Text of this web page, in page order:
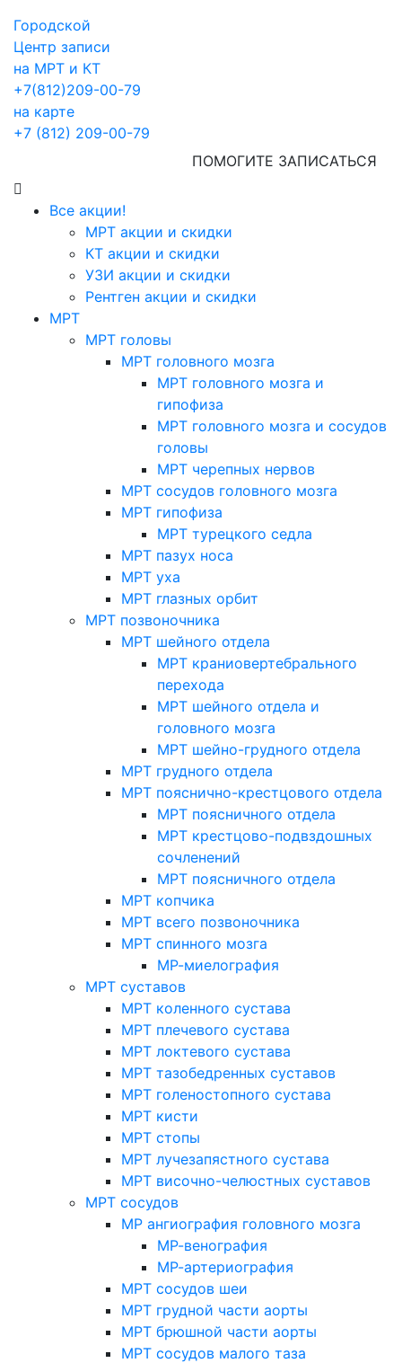
Городской
Центр записи
на МРТ и КТ
+7(812)209-00-79
на карте
+7 (812) 209-00-79
ПОМОГИТЕ ЗАПИСАТЬСЯ
Все акции!
МРТ акции и скидки
КТ акции и скидки
УЗИ акции и скидки
Рентген акции и скидки
МРТ
МРТ головы
МРТ головного мозга
МРТ головного мозга и
гипофиза
МРТ головного мозга и сосудов
головы
МРТ черепных нервов
МРТ сосудов головного мозга
МРТ гипофиза
МРТ турецкого седла
МРТ пазух носа
МРТ уха
МРТ глазных орбит
МРТ позвоночника
МРТ шейного отдела
МРТ краниовертебрального
перехода
МРТ шейного отдела и
головного мозга
МРТ шейно-грудного отдела
МРТ грудного отдела
МРТ пояснично-крестцового отдела
МРТ поясничного отдела
МРТ крестцово-подвздошных
сочленений
МРТ поясничного отдела
МРТ копчика
МРТ всего позвоночника
МРТ спинного мозга
МР-миелография
МРТ суставов
МРТ коленного сустава
МРТ плечевого сустава
МРТ локтевого сустава
МРТ тазобедренных суставов
МРТ голеностопного сустава
МРТ кисти
МРТ стопы
МРТ лучезапястного сустава
МРТ височно-челюстных суставов
МРТ сосудов
МР ангиография головного мозга
МР-венография
МР-артериография
МРТ сосудов шеи
МРТ грудной части аорты
МРТ брюшной части аорты
МРТ сосудов малого таза